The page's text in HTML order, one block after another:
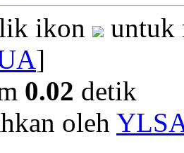
ikon
untuk
]
0.02 detik
oleh